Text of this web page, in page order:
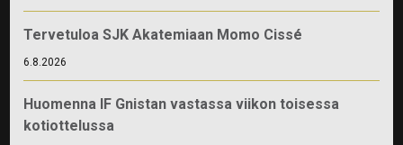
Tervetuloa SJK Akatemiaan Momo Cissé
6.8.2026
Huomenna IF Gnistan vastassa viikon toisessa
kotiottelussa